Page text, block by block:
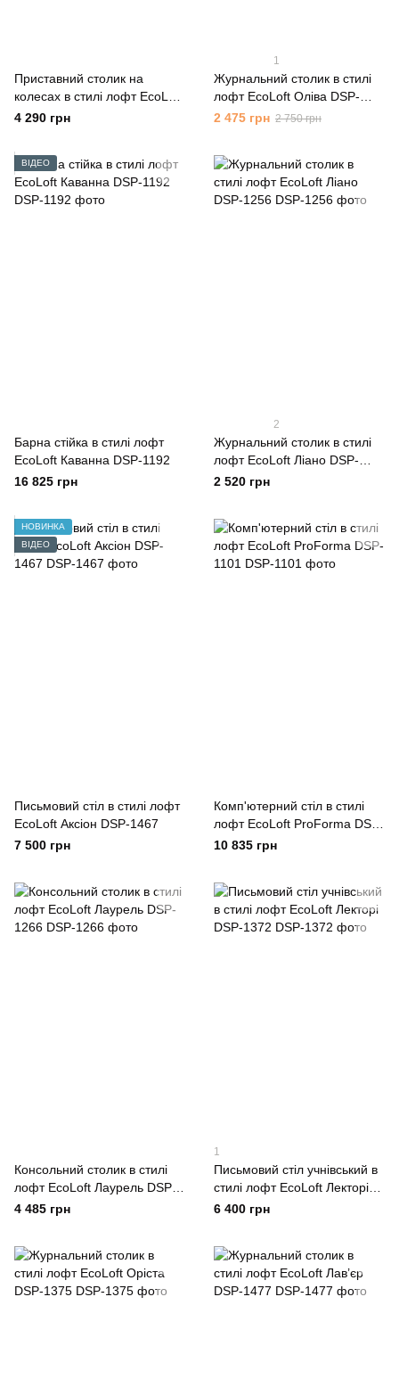
Приставний столик на
колесах в стилі лофт EcoLoft
Флауто DSP-1417
4 290 грн
1
Журнальний столик в стилі
лофт EcoLoft Оліва DSP-
1259
2 475 грн 2 750 грн
ВІДЕО
Барна стійка в стилі лофт
EcoLoft Каванна DSP-1192
16 825 грн
2
Журнальний столик в стилі
лофт EcoLoft Ліано DSP-
1256
2 520 грн
НОВИНКА
ВІДЕО
Письмовий стіл в стилі лофт
EcoLoft Аксіон DSP-1467
7 500 грн
Комп'ютерний стіл в стилі
лофт EcoLoft ProForma DSP-
1101
10 835 грн
Консольний столик в стилі
лофт EcoLoft Лаурель DSP-
1266
4 485 грн
1
Письмовий стіл учнівський в
стилі лофт EcoLoft Лекторі
DSP-1372
6 400 грн